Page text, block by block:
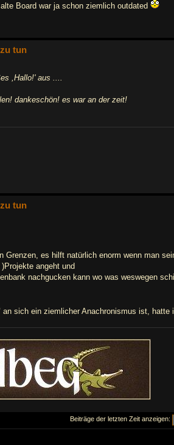
Board war ja schon ziemlich outdated
tun
,Hallo!' aus ....
dankeschön! es war an der zeit!
tun
Grenzen, es hilft natürlich enorm wenn man
angeht und
nachgucken kann wo was weswegen
sich ein ziemlicher Anachronismus ist,
Beiträge der letzten Zeit anzeigen: